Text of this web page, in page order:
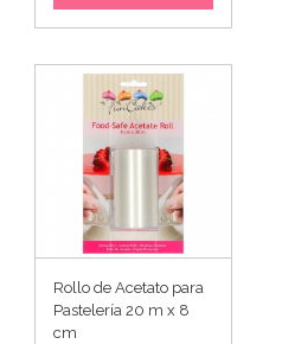
Rollo de Acetato para
Pastelería 20 m x 8
cm